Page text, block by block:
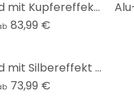
Alu-Dibond mit Kupfereffekt Stadtplan Paris
83,99 €
Alu-Dibond mit Silbereffekt Stadtplan Paris
73,99 €